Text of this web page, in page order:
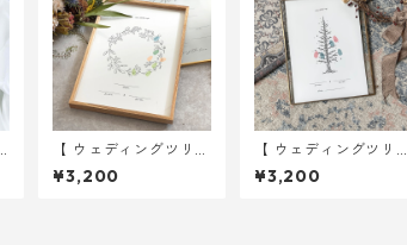
【 ウェディングツリー
】 リース A4サイズ 用
紙のみ ｜ 結婚式 ウ
¥3,200
【 ウェディングツリー
】 クリスマスツリー A
4サイズ 用紙のみ ｜
¥3,200